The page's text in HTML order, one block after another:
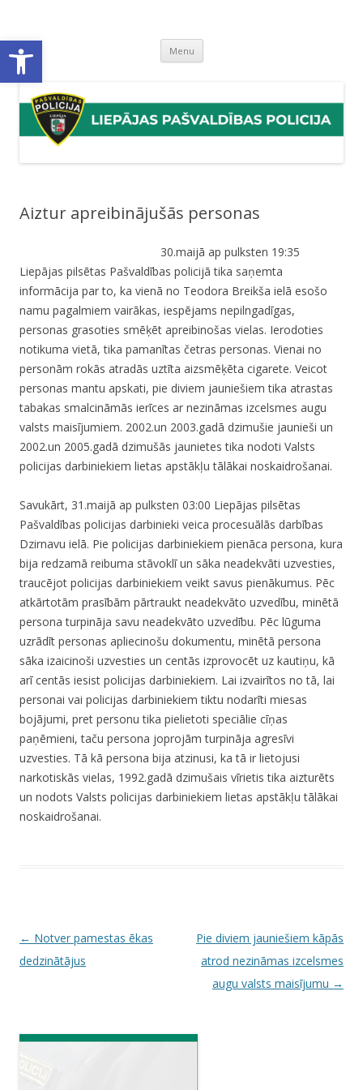
Open toolbar Menu Skip
content
Aiztur apreibinājušās personas
30.maijā ap pulksten 19:35
Liepājas pilsētas Pašvaldības policijā tika saņemta
informācija par to, ka vienā no Teodora Breikša ielā esošo
namu pagalmiem vairākas, iespējams nepilngadīgas,
personas grasoties smēķēt apreibinošas vielas. Ierodoties
notikuma vietā, tika pamanītas četras personas. Vienai no
personām rokās atradās uztīta aizsmēķēta cigarete. Veicot
personas mantu apskati, pie diviem jauniešiem tika atrastas
tabakas smalcināmās ierīces ar nezināmas izcelsmes augu
valsts maisījumiem. 2002.un 2003.gadā dzimušie jaunieši un
2002.un 2005.gadā dzimušās jaunietes tika nodoti Valsts
policijas darbiniekiem lietas apstākļu tālākai noskaidrošanai.
Savukārt, 31.maijā ap pulksten 03:00 Liepājas pilsētas
Pašvaldības policijas darbinieki veica procesuālās darbības
Dzirnavu ielā. Pie policijas darbiniekiem pienāca persona, kura
bija redzamā reibuma stāvoklī un sāka neadekvāti uzvesties,
traucējot policijas darbiniekiem veikt savus pienākumus. Pēc
atkārtotām prasībām pārtraukt neadekvāto uzvedību, minētā
persona turpināja savu neadekvāto uzvedību. Pēc lūguma
uzrādīt personas apliecinošu dokumentu, minētā persona
sāka izaicinoši uzvesties un centās izprovocēt uz kautiņu, kā
arī centās iesist policijas darbiniekiem. Lai izvairītos no tā, lai
personai vai policijas darbiniekiem tiktu nodarīti miesas
bojājumi, pret personu tika pielietoti speciālie cīņas
paņēmieni, taču persona joprojām turpināja agresīvi
uzvesties. Tā kā persona bija atzinusi, ka tā ir lietojusi
narkotiskās vielas, 1992.gadā dzimušais vīrietis tika aizturēts
un nodots Valsts policijas darbiniekiem lietas apstākļu tālākai
noskaidrošanai.
P
o
← Notver pamestas ēkas
dedzinātājus
Pie diviem jauniešiem kāpās
atrod nezināmas izcelsmes
augu valsts maisījumu →